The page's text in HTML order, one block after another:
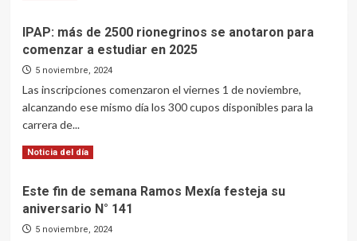
El
gobierno
nacional
de
baja
al
Lanar
IPAP: más de 2500 rionegrinos se anotaron para
comenzar a estudiar en 2025
5 noviembre, 2024
Las inscripciones comenzaron el viernes 1 de noviembre,
alcanzando ese mismo día los 300 cupos disponibles para la
carrera de...
Leer másRead
IPAP:
más
Noticia del día
Este fin de semana Ramos Mexía festeja su
aniversario N° 141
5 noviembre, 2024